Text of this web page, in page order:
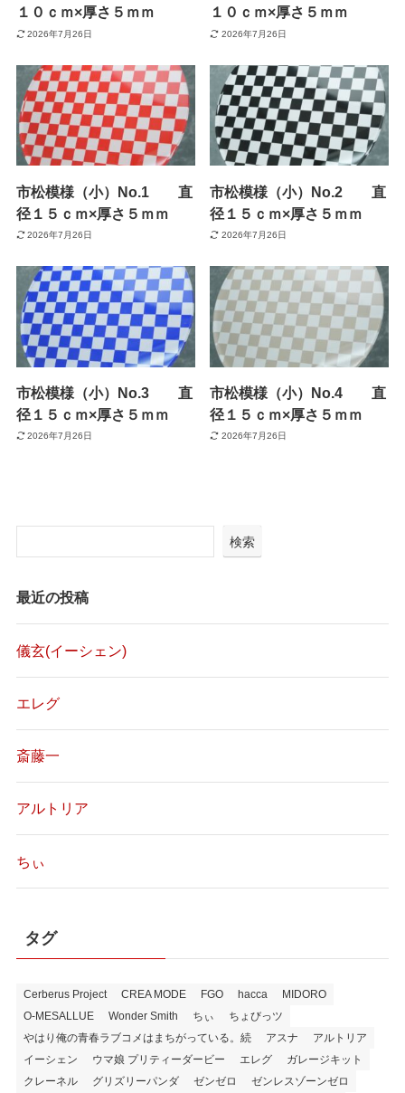
１０ｃｍ×厚さ５ｍｍ
2026年7月26日
１０ｃｍ×厚さ５ｍｍ
2026年7月26日
市松模様（小）No.1 直
径１５ｃｍ×厚さ５ｍｍ
2026年7月26日
市松模様（小）No.2 直
径１５ｃｍ×厚さ５ｍｍ
2026年7月26日
市松模様（小）No.3 直
径１５ｃｍ×厚さ５ｍｍ
2026年7月26日
市松模様（小）No.4 直
径１５ｃｍ×厚さ５ｍｍ
2026年7月26日
検索
最近の投稿
儀玄(イーシェン)
エレグ
斎藤一
アルトリア
ちぃ
タグ
Cerberus Project CREA MODE FGO hacca
MIDORO
O-MESALLUE
Wonder Smith ちぃ
ちょびっツ
やはり俺の青春ラブコメはまちがっている。続
アスナ
アルトリア
イーシェン
ウマ娘 プリティーダービー エレグ
ガレージキット
クレーネル
グリズリーパンダ ゼンゼロ
ゼンレスゾーンゼロ